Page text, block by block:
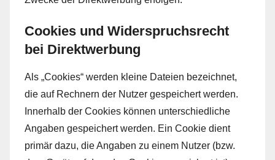
Cookies und Widerspruchsrecht
bei Direktwerbung
Als „Cookies“ werden kleine Dateien bezeichnet,
die auf Rechnern der Nutzer gespeichert werden.
Innerhalb der Cookies können unterschiedliche
Angaben gespeichert werden. Ein Cookie dient
primär dazu, die Angaben zu einem Nutzer (bzw.